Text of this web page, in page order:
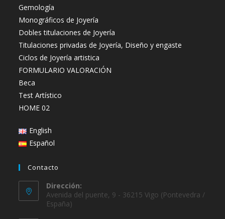
Gemología
Monográficos de Joyería
Dobles titulaciones de Joyería
Titulaciones privadas de Joyería, Diseño y engaste
Ciclos de Joyería artistica
FORMULARIO VALORACIÓN
Beca
Test Artístico
HOME 02
English
Español
Contacto
Dirección:
Avenida del puente, 9 - 36215 Vigo (Pontevedra /
España)